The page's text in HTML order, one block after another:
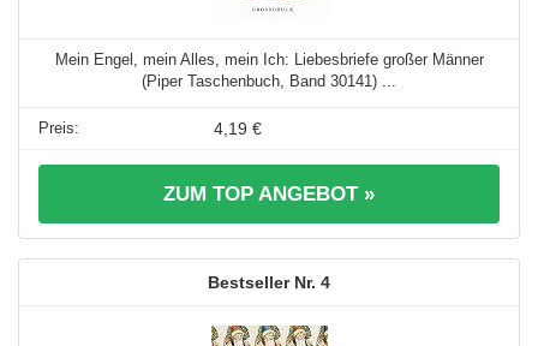
Mein Engel, mein Alles, mein Ich: Liebesbriefe großer Männer
(Piper Taschenbuch, Band 30141) ...
4,19 €
ZUM TOP ANGEBOT »
4